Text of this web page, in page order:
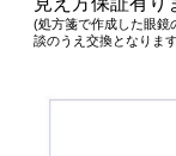
(処方箋で作成した眼鏡
談のうえ交換となりま